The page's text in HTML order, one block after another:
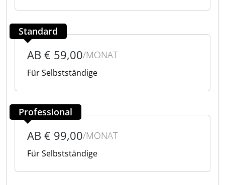
Standard
AB € 59,00/MONAT
Für Selbstständige
Professional
AB € 99,00/MONAT
Für Selbstständige